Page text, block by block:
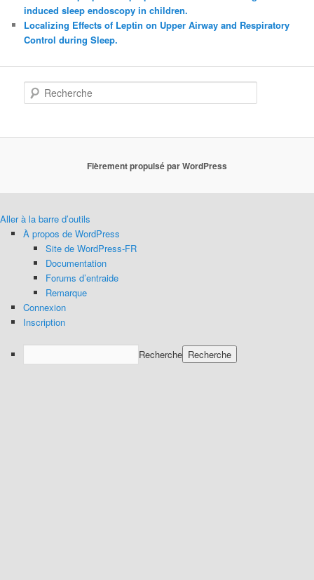
induced sleep endoscopy in children.
Localizing Effects of Leptin on Upper Airway and Respiratory
Control during Sleep.
Recherche
Fièrement propulsé par WordPress
Aller à la barre d’outils
À propos de WordPress
Site de WordPress-FR
Documentation
Forums d’entraide
Remarque
Connexion
Inscription
Recherche